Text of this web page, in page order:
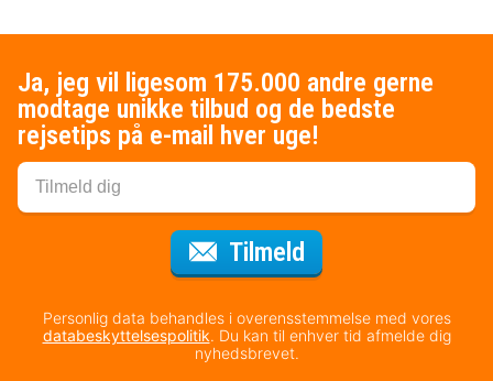
Ja, jeg vil ligesom 175.000 andre gerne
modtage unikke tilbud og de bedste
rejsetips på e-mail hver uge!
Tilmeld
Personlig data behandles i overensstemmelse med vores
databeskyttelsespolitik. Du kan til enhver tid afmelde dig
nyhedsbrevet.